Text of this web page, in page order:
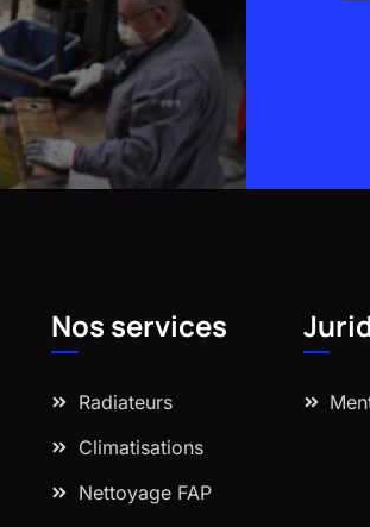
Nos services
Radiateurs
Climatisations
Nettoyage FAP